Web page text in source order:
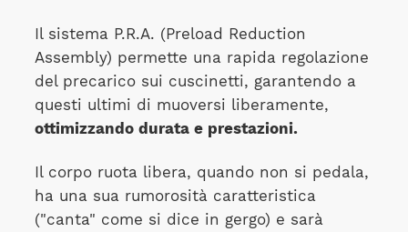
Il sistema P.R.A. (Preload Reduction
Assembly) permette una rapida regolazione
del precarico sui cuscinetti, garantendo a
questi ultimi di muoversi liberamente,
ottimizzando durata e prestazioni.
Il corpo ruota libera, quando non si pedala,
ha una sua rumorosità caratteristica
("canta" come si dice in gergo) e sarà